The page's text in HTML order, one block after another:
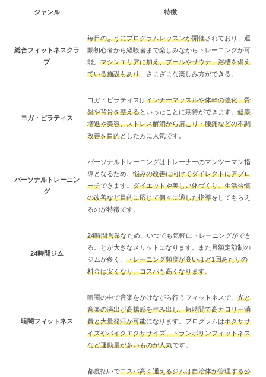
ジャンル 特徴
総合フィットネスクラ
ブ
毎日のようにプログラムレッスンが開催されており、運
動初心者から経験者まで楽しみながらトレーニングが可
能。 マシンエリアに加え、プールやサウナ、浴槽を備え
ている施設もあり 、さまざまな楽しみ方ができる。
ヨガ・ピラティス
ヨガ・ピラティスはインナーマッスルや体幹の強化、骨
盤や背骨を整えるといったことに期待ができます。 健康
増進や美容、ストレス解消から肩こり・腰痛などの不調
改善を目的とした方に人気です。
パーソナルトレーニン
グ
パーソナルトレーニングはトレーナーのマンツーマン指
導となるため、悩みの改善に向けてダイレクトにアプロ
ーチできます。 ダイエットや美しい体づくり、生活習慣
の改善など目的に応じて個々に適した指導をしてもらえ
るのが特徴です。
24時間ジム
24時間営業なため、いつでも気軽にトレーニングができ
ることが大きなメリットになります。また月額定額制の
ジムが多く、 トレーニング頻度が高いほど1回あたりの
料金は安くなり、コスパも高くなります
暗闇フィットネス
暗闇の中で音楽をかけながら行うフィットネスで、 光と
音楽の演出が高揚感を生み出し、短時間で高カロリー消
費と大量発汗が可能になります。プログラムはボクササ
イズやバイクエクササイズ、トランポリンフィットネス
など運動量が多いものが人気です。
都度払いでコスパ高く通えるジムは自治体が管理する公